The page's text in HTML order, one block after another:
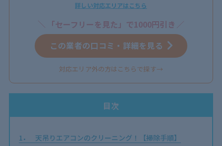
詳しい対応エリアはこちら
「セーフリーを見た」で1000円引き
この業者の口コミ・詳細を見る
対応エリア外の方はこちらで探す→
目次
1 天吊りエアコンのクリーニング！【掃除手順】